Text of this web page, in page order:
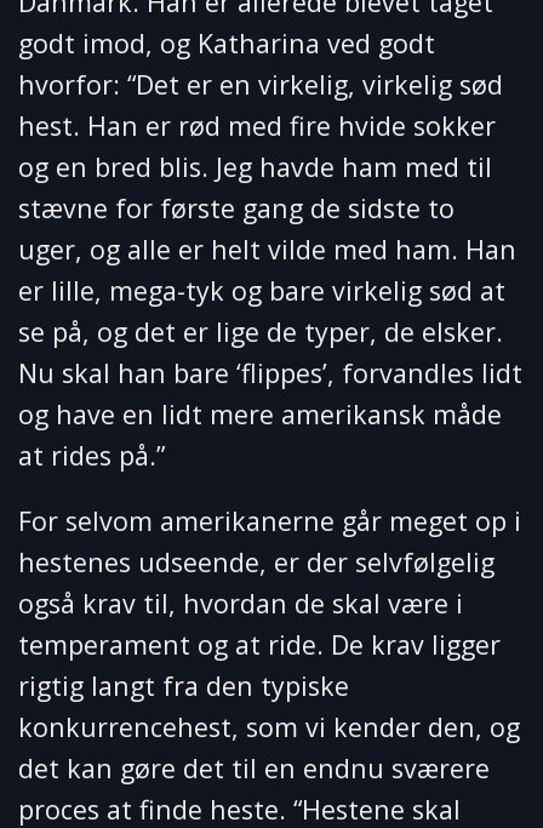
godt imod, og Katharina ved godt
hvorfor: “Det er en virkelig, virkelig sød
hest. Han er rød med fire hvide sokker
og en bred blis. Jeg havde ham med til
stævne for første gang de sidste to
uger, og alle er helt vilde med ham. Han
er lille, mega-tyk og bare virkelig sød at
se på, og det er lige de typer, de elsker.
Nu skal han bare ‘flippes’, forvandles lidt
og have en lidt mere amerikansk måde
at rides på.”
For selvom amerikanerne går meget op i
hestenes udseende, er der selvfølgelig
også krav til, hvordan de skal være i
temperament og at ride. De krav ligger
rigtig langt fra den typiske
konkurrencehest, som vi kender den, og
det kan gøre det til en endnu sværere
proces at finde heste. “Hestene skal